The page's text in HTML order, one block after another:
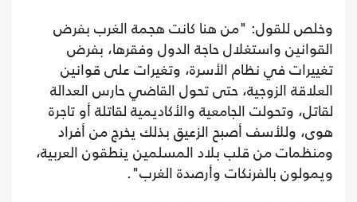
وخلص للقول: "من هنا كانت هجمة الغرب بفرض
القوانين واستغلال حاجة الدول وفقرها، بفرض
تغييرات في نظام الأسرة، وتغيرات على قوانين
العلاقة الزوجية، حتى تحول القاضي حارس العدالة
لقاتل، وتحولت الجامعية والأكاديمية لقاتلة أو تاجرة
هوى، وللأسف أصبح الزعيق بذلك يخرج من أفراد
ومنظمات من قلب بلاد المسلمين ينطقون العربية،
ويمولون بالفرنكات وأرصدة الغرب".